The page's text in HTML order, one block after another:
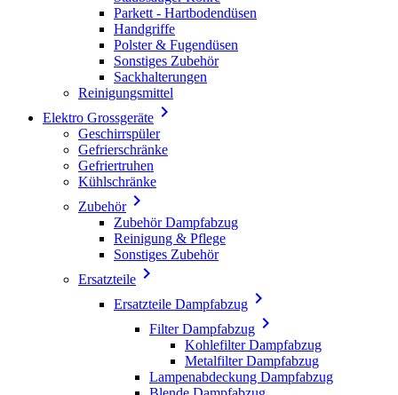
Parkett - Hartbodendüsen
Handgriffe
Polster & Fugendüsen
Sonstiges Zubehör
Sackhalterungen
Reinigungsmittel
Elektro Grossgeräte 
Geschirrspüler
Gefrierschränke
Gefriertruhen
Kühlschränke
Zubehör
Zubehör Dampfabzug
Reinigung & Pflege
Sonstiges Zubehör
Ersatzteile 
Ersatzteile Dampfabzug 
Filter Dampfabzug 
Kohlefilter Dampfabzug
Metalfilter Dampfabzug
Lampenabdeckung Dampfabzug